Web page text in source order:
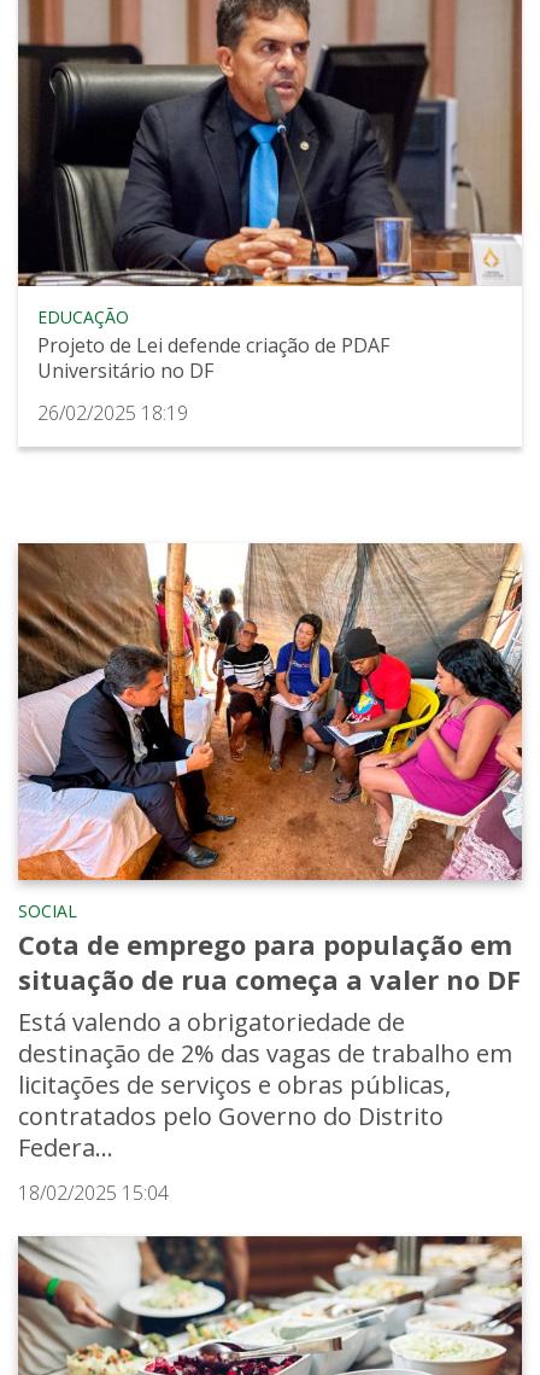
EDUCAÇÃO
Projeto de Lei defende criação de PDAF
Universitário no DF
26/02/2025 18:19
SOCIAL
Cota de emprego para população em
situação de rua começa a valer no DF
Está valendo a obrigatoriedade de
destinação de 2% das vagas de trabalho em
licitações de serviços e obras públicas,
contratados pelo Governo do Distrito
Federa...
18/02/2025 15:04